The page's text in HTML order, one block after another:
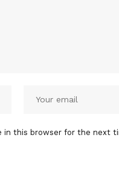
in this browser for the next